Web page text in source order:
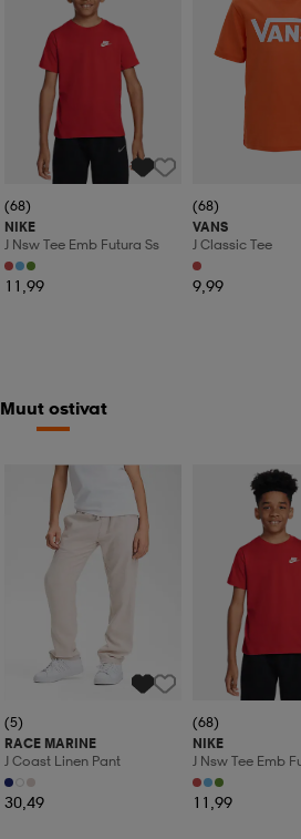
(68)
NIKE
J Nsw Tee Emb Futura Ss
11,99
(68)
VANS
J Classic Tee
9,99
Muut ostivat
(5)
RACE MARINE
J Coast Linen Pant
30,49
(68)
NIKE
J Nsw Tee Emb
11,99